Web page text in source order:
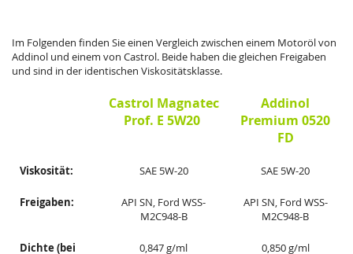
Im Folgenden finden Sie einen Vergleich zwischen einem Motoröl von
Addinol und einem von Castrol. Beide haben die gleichen Freigaben
und sind in der identischen Viskositätsklasse.
Castrol Magnatec
Prof. E 5W20
Addinol
Premium 0520
FD
Viskosität: SAE 5W-20 SAE 5W-20
Freigaben:
API SN, Ford WSS-
M2C948-B
API SN, Ford WSS-
M2C948-B
Dichte (bei
0,847 g/ml 0,850 g/ml